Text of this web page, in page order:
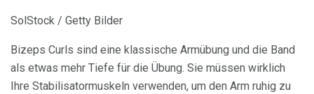
SolStock / Getty Bilder
Bizeps Curls sind eine klassische Armübung und die Band
als etwas mehr Tiefe für die Übung. Sie müssen wirklich
Ihre Stabilisatormuskeln verwenden, um den Arm ruhig zu